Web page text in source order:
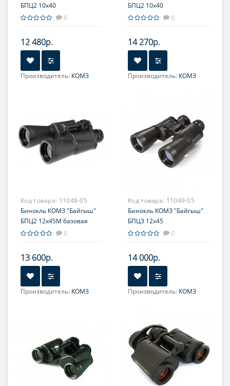
БПЦ2 10x40
обрезиненный базовая
0
12 480р.
Производитель: КОМЗ
БПЦ2 10x40
обрезиненный, с
0
14 270р.
Производитель: КОМЗ
Код товара: 11048-05
Бинокль КОМЗ "Байгыш"
БПЦ2 12x45М базовая
комплектация0
13 600р.
Производитель: КОМЗ
Код товара: 11049-05
Бинокль КОМЗ "Байгыш"
БПЦ3 12x45
обрезиненный базовая
0
14 000р.
Производитель: КОМЗ
Центральная